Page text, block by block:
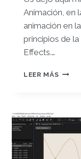
Animación, en
animación en
principios de
Effects.…
LEER MÁS RETO
II:
EL